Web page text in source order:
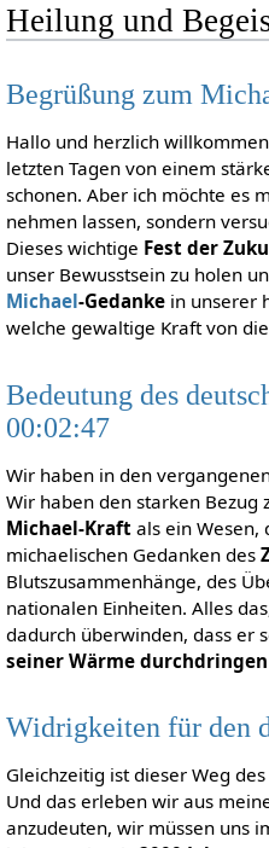
Heilung und
Begrüßung zum
Hallo und herzlich
letzten Tagen von einem
schonen. Aber ich möchte es
nehmen lassen, sondern
Dieses wichtige Fest der
unser Bewusstsein zu holen
Michael-Gedanke in unserer
welche gewaltige Kraft von
Bedeutung des
00:02:47
Wir haben in den
Wir haben den starken Bezug
Michael-Kraft als ein Wesen,
michaelischen Gedanken des
Blutszusammenhänge, des
nationalen Einheiten. Alles
dadurch überwinden, dass er
seiner Wärme durchdringen
Widrigkeiten für den
Gleichzeitig ist dieser Weg
Und das erleben wir aus
anzudeuten, wir müssen uns